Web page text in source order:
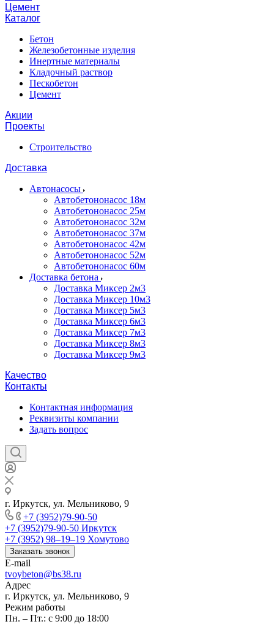
Цемент
Каталог
Бетон
Железобетонные изделия
Инертные материалы
Кладочный раствор
Пескобетон
Цемент
Акции
Проекты
Строительство
Доставка
Автонасосы
Автобетононасос 18м
Автобетононасос 25м
Автобетононасос 32м
Автобетононасос 37м
Автобетононасос 42м
Автобетононасос 52м
Автобетононасос 60м
Доставка бетона
Доставка Миксер 2м3
Доставка Миксер 10м3
Доставка Миксер 5м3
Доставка Миксер 6м3
Доставка Миксер 7м3
Доставка Миксер 8м3
Доставка Миксер 9м3
Качество
Контакты
Контактная информация
Реквизиты компании
Задать вопрос
г. Иркутск, ул. Мельниково, 9
+7 (3952)79-90-50
+7 (3952)79-90-50 Иркутск
+7 (3952) 98‒19‒19 Хомутово
Заказать звонок
E-mail
tvoybeton@bs38.ru
Адрес
г. Иркутск, ул. Мельниково, 9
Режим работы
Пн. – Пт.: с 9:00 до 18:00